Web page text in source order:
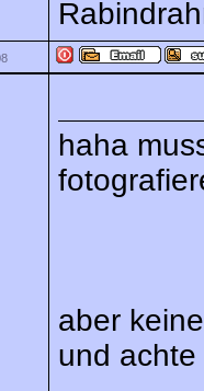
haha
aber
und